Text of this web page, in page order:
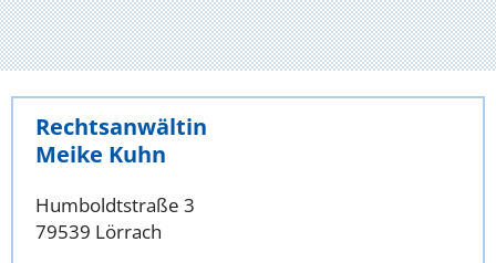
Rechtsanwältin
Meike Kuhn
Humboldtstraße 3
79539 Lörrach